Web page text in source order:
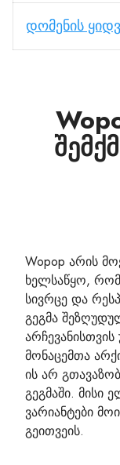
დომენის
Wopop არის
ხელსაწყო,
სივრცე და
გეგმა
მონაცემთა
ის არ
გეგმაში. მისი
ვარიანტები
გეითვეის.